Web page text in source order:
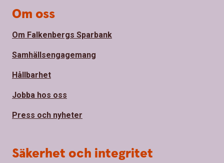
Om oss
Om Falkenbergs Sparbank
Samhällsengagemang
Hållbarhet
Jobba hos oss
Press och nyheter
Säkerhet och integritet